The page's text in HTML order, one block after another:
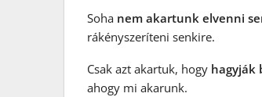
Soha nem akartunk elvenni
rákényszeríteni senkire.
Csak azt akartuk, hogy hagyják
ahogy mi akarunk.